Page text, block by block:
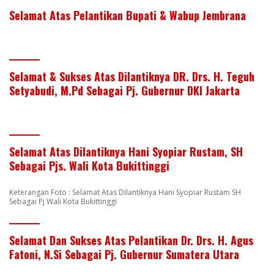
Selamat Atas Pelantikan Bupati & Wabup Jembrana
Selamat & Sukses Atas Dilantiknya DR. Drs. H. Teguh
Setyabudi, M.Pd Sebagai Pj. Gubernur DKI Jakarta
Selamat Atas Dilantiknya Hani Syopiar Rustam, SH
Sebagai Pjs. Wali Kota Bukittinggi
Keterangan Foto : Selamat Atas Dilantiknya Hani Syopiar Rustam SH
Sebagai Pj Wali Kota Bukittinggi
Selamat Dan Sukses Atas Pelantikan Dr. Drs. H. Agus
Fatoni, N.Si Sebagai Pj. Gubernur Sumatera Utara